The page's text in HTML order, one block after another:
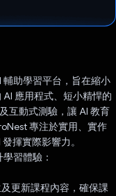
助學習平台，旨在縮小
應用程式、短小精悍的
互動式測驗，讓 AI 教育
專注於實用、實作
揮實際影響力。
習體驗：
更新課程內容，確保課